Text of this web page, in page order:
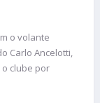
o volante
Carlo Ancelotti,
clube por